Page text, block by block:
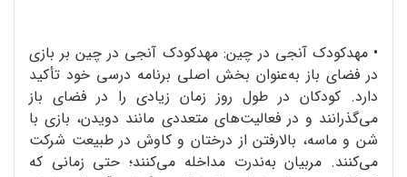
•مهدکودک آنجی در چین: مهدکودک آنجی در چین بر بازی
در فضای باز به‌عنوان بخش اصلی برنامه درسی خود تأکید
دارد. کودکان در طول روز زمان زیادی را در فضای باز
می‌گذرانند و در فعالیت‌های متعددی مانند دویدن، بازی با
شن و ماسه، بالارفتن از درختان و کاوش در طبیعت شرکت
می‌کنند. مربیان به‌ندرت مداخله می‌کنند؛ حتی زمانی که